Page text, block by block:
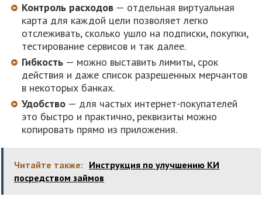
Контроль расходов — отдельная виртуальная
карта для каждой цели позволяет легко
отслеживать, сколько ушло на подписки, покупки,
тестирование сервисов и так далее.
Гибкость — можно выставить лимиты, срок
действия и даже список разрешенных мерчантов
в некоторых банках.
Удобство — для частых интернет-покупателей
это быстро и практично, реквизиты можно
копировать прямо из приложения.
Читайте также: Инструкция по улучшению КИ
посредством займов